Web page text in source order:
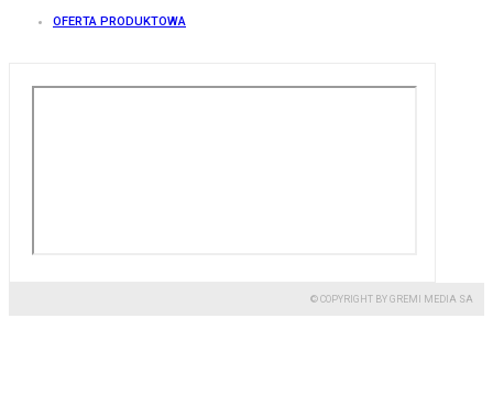
OFERTA PRODUKTOWA
© COPYRIGHT BY GREMI MEDIA SA